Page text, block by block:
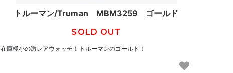
トルーマン/Truman MBM3259 ゴールド
SOLD OUT
在庫極小の激レアウォッチ！トルーマンのゴールド！